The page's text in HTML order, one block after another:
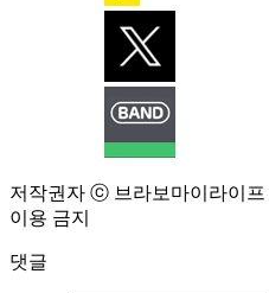
저작권자 ⓒ 브라보마이라이
이용 금지
댓글